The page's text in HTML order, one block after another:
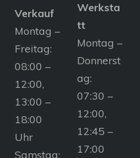
Verkauf
Montag –
Freitag:
08:00 –
12:00,
13:00 –
18:00
Uhr
Samstag:
Werksta
tt
Montag –
Donnerst
ag:
07:30 –
12:00,
12:45 –
17:00